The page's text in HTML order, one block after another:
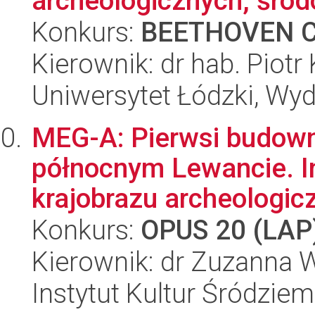
Konkurs: BEETHOVEN
Kierownik: dr hab. Piotr
Uniwersytet Łódzki,
MEG-A: Pierwsi
północnym Lewancie.
krajobrazu
Konkurs: OPUS 20
Kierownik: dr Zuzanna
Instytut Kultur